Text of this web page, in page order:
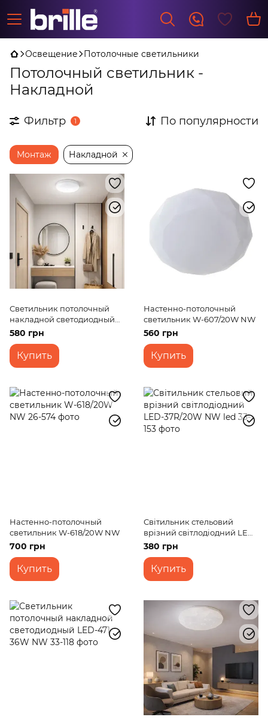
Освещение Потолочные светильники
Потолочный светильник -
Накладной
Фильтр 1 По популярности
Монтаж Накладной
Светильник потолочный
накладной светодиодный
LED-471/50W NW
580 грн
Купить
Настенно-потолочный
светильник W-607/20W NW
560 грн
Купить
Настенно-потолочный
светильник W-618/20W NW
700 грн
Купить
Світильник стельовий
врізний світлодіодний LED-
37R/20W NW led
380 грн
Купить